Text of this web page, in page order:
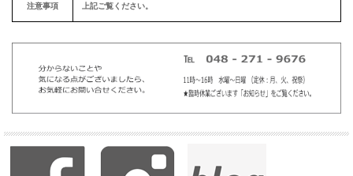
注意事項 上記ご覧ください。